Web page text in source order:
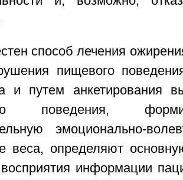
способ лечения
пищевого
и путем анкетирования
поведения,
эмоционально-
веса, определяют
информации